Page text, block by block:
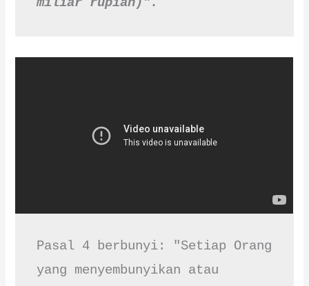
Pasal 4 berbunyi: "Setiap Orang
yang menyembunyikan atau